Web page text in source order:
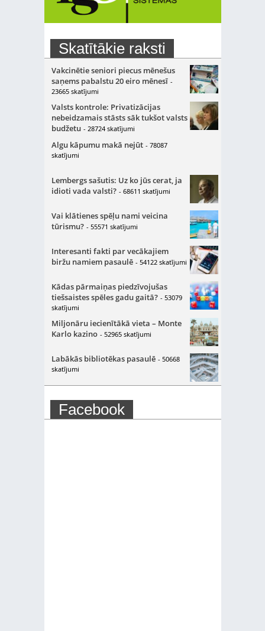
Skatītākie raksti
Vakcinētie seniori piecus mēnešus
saņems pabalstu 20 eiro mēnesī -
23665 skatījumi
Valsts kontrole: Privatizācijas
nebeidzamais stāsts sāk tukšot valsts
budžetu - 28724 skatījumi
Algu kāpumu makā nejūt - 78087
skatījumi
Lembergs sašutis: Uz ko jūs cerat, ja
idioti vada valsti? - 68611 skatījumi
Vai klātienes spēļu nami veicina
tūrismu? - 55571 skatījumi
Interesanti fakti par vecākajiem
biržu namiem pasaulē - 54122 skatījumi
Kādas pārmaiņas piedzīvojušas
tiešsaistes spēles gadu gaitā? - 53079
skatījumi
Miljonāru iecienītākā vieta – Monte
Karlo kazino - 52965 skatījumi
Labākās bibliotēkas pasaulē - 50668
skatījumi
Facebook